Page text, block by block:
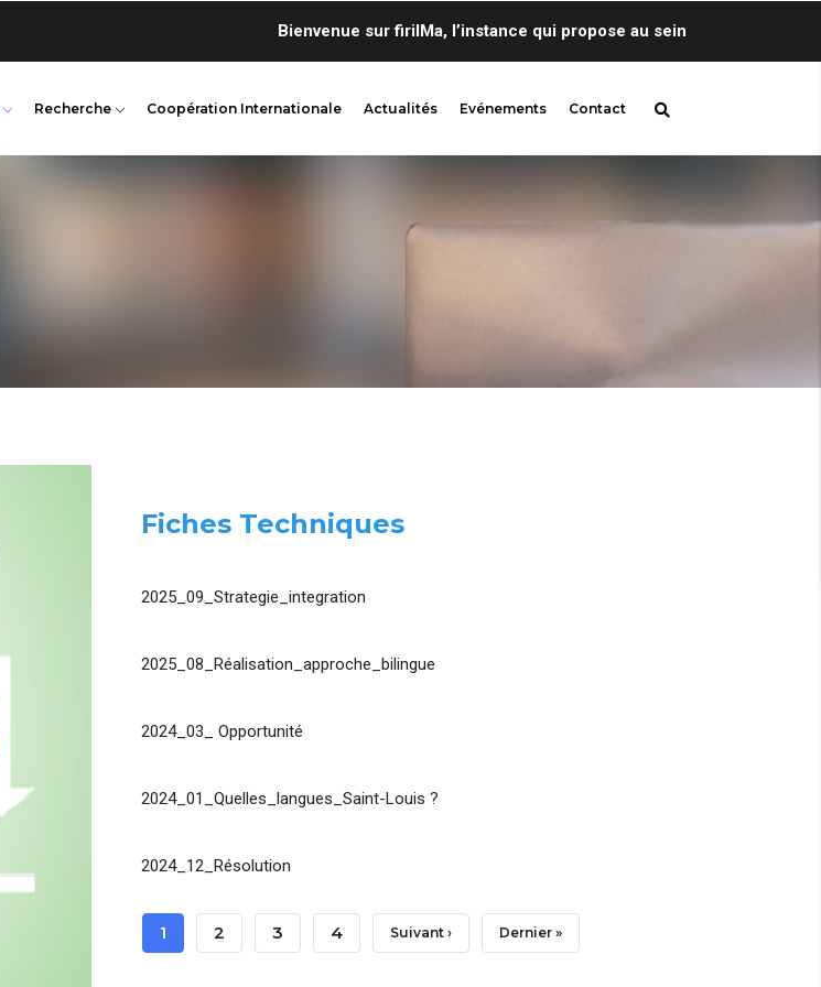
Bienvenue sur firilMa, l’instance qui propose au sein de Centre de
Recherche Coopération Internationale Actualités Evénements Contact
Fiches Techniques
2025_09_Strategie_integration
2025_08_Réalisation_approche_bilingue
2024_03_ Opportunité
2024_01_Quelles_langues_Saint-Louis ?
2024_12_Résolution
Pagination
Page
1 Page
2 Page
3 Page
4 Page
Suivant › Dernière
Dernier »